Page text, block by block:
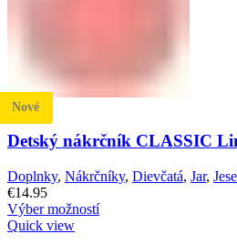
Nové
Detský nákrčník CLASSIC
Doplnky, Nákrčníky, Dievčatá, Jar,
€14.95
Výber možností
Quick view